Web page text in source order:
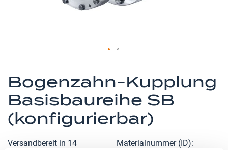
Bogenzahn-Kupplung
Basisbaureihe SB
(konfigurierbar)
Versandbereit in 14
Materialnummer (ID)
Anfang
der
Bildergalerie
springen